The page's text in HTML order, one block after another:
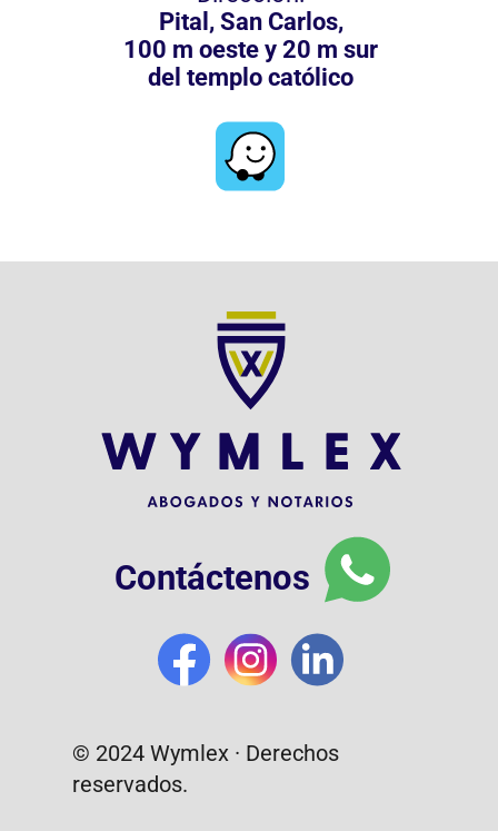
© 2024 Wymlex · Derechos
WEB DESIGN REPUBLICA CREATIVA